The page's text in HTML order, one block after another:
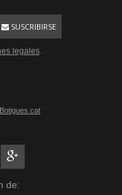
SUSCRIBIRSE
legales.
Botigues.cat
de: